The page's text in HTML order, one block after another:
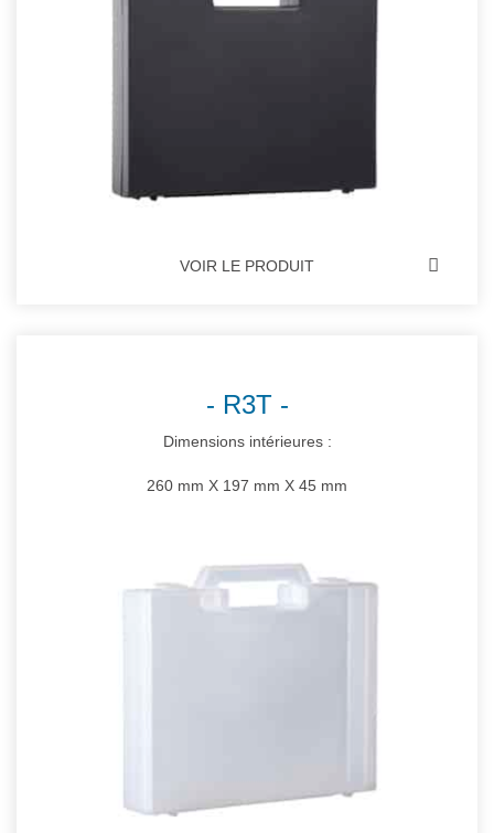
VOIR LE PRODUIT
R3T
Dimensions intérieures :
260 mm X 197 mm X 45 mm